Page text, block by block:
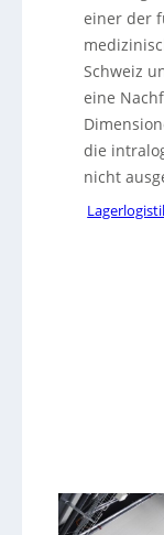
einer der
Schweiz
eine
die
nicht